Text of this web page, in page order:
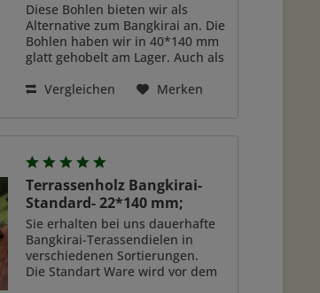
Diese Bohlen bieten wir als
Alternative zum Bangkirai an. Die
Bohlen haben wir in 40*140 mm
glatt gehobelt am Lager. Auch als
verlegefertig gekappt. z.B., 1,40
Vergleichen Merken
Terrassenholz Bangkirai-
Standard- 22*140 mm;
Sie erhalten bei uns dauerhafte
Bangkirai-Terassendielen in
verschiedenen Sortierungen.
Die Standart Ware wird vor dem